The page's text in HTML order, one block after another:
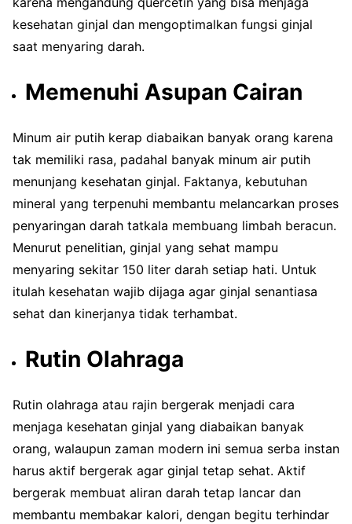
kesehatan ginjal dan mengoptimalkan fungsi ginjal
saat menyaring darah.
Memenuhi Asupan Cairan
Minum air putih kerap diabaikan banyak orang karena
tak memiliki rasa, padahal banyak minum air putih
menunjang kesehatan ginjal. Faktanya, kebutuhan
mineral yang terpenuhi membantu melancarkan proses
penyaringan darah tatkala membuang limbah beracun.
Menurut penelitian, ginjal yang sehat mampu
menyaring sekitar 150 liter darah setiap hati. Untuk
itulah kesehatan wajib dijaga agar ginjal senantiasa
sehat dan kinerjanya tidak terhambat.
Rutin Olahraga
Rutin olahraga atau rajin bergerak menjadi cara
menjaga kesehatan ginjal yang diabaikan banyak
orang, walaupun zaman modern ini semua serba instan
harus aktif bergerak agar ginjal tetap sehat. Aktif
bergerak membuat aliran darah tetap lancar dan
membantu membakar kalori, dengan begitu terhindar